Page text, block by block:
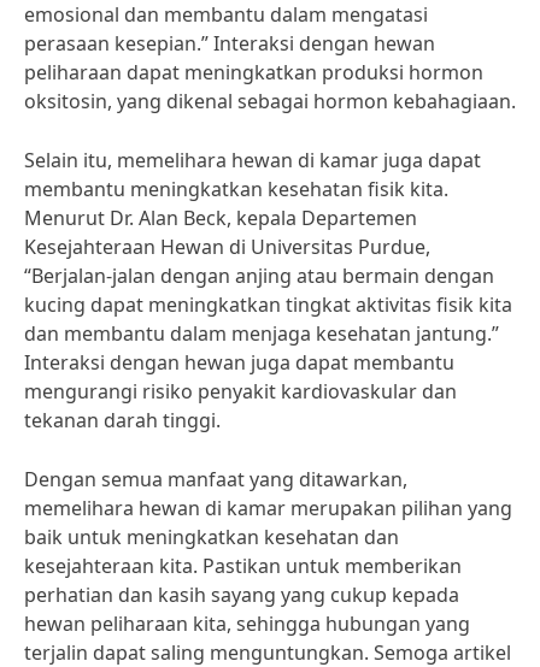
emosional dan membantu dalam mengatasi
perasaan kesepian.” Interaksi dengan hewan
peliharaan dapat meningkatkan produksi hormon
oksitosin, yang dikenal sebagai hormon kebahagiaan.
Selain itu, memelihara hewan di kamar juga dapat
membantu meningkatkan kesehatan fisik kita.
Menurut Dr. Alan Beck, kepala Departemen
Kesejahteraan Hewan di Universitas Purdue,
“Berjalan-jalan dengan anjing atau bermain dengan
kucing dapat meningkatkan tingkat aktivitas fisik kita
dan membantu dalam menjaga kesehatan jantung.”
Interaksi dengan hewan juga dapat membantu
mengurangi risiko penyakit kardiovaskular dan
tekanan darah tinggi.
Dengan semua manfaat yang ditawarkan,
memelihara hewan di kamar merupakan pilihan yang
baik untuk meningkatkan kesehatan dan
kesejahteraan kita. Pastikan untuk memberikan
perhatian dan kasih sayang yang cukup kepada
hewan peliharaan kita, sehingga hubungan yang
terjalin dapat saling menguntungkan. Semoga artikel